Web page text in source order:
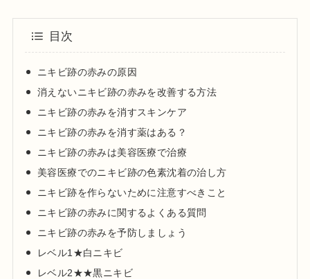
目次
ニキビ跡の赤みの原因
消えないニキビ跡の赤みを改善する方法
ニキビ跡の赤みを消すスキンケア
ニキビ跡の赤みを消す薬はある？
ニキビ跡の赤みは美容医療で治療
美容医療でのニキビ跡の色素沈着の治し方
ニキビ跡を作らないために注意すべきこと
ニキビ跡の赤みに関するよくある質問
ニキビ跡の赤みを予防しましょう
レベル1★白ニキビ
レベル2★★黒ニキビ